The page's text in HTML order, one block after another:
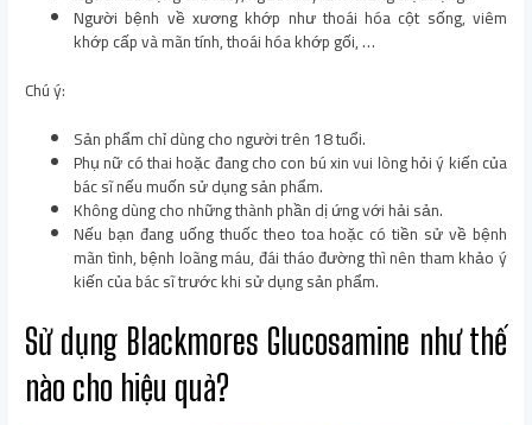
Người bệnh về xương khớp như thoái hóa cột sống, viêm
khớp cấp và mãn tính, thoái hóa khớp gối, …
Chú ý:
Sản phẩm chỉ dùng cho người trên 18 tuổi.
Phụ nữ có thai hoặc đang cho con bú xin vui lòng hỏi ý kiến của
bác sĩ nếu muốn sử dụng sản phẩm.
Không dùng cho những thành phần dị ứng với hải sản.
Nếu bạn đang uống thuốc theo toa hoặc có tiền sử về bệnh
mãn tình, bệnh loãng máu, đái tháo đường thì nên tham khảo ý
kiến của bác sĩ trước khi sử dụng sản phẩm.
Sử dụng Blackmores Glucosamine như thế
nào cho hiệu quả?